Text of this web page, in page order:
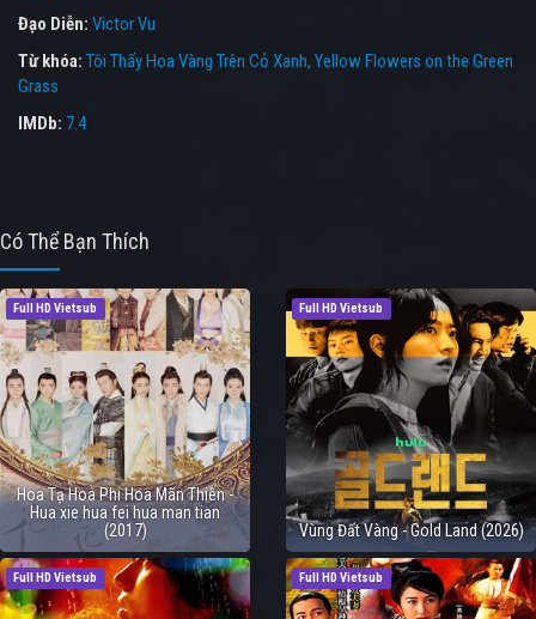
Đạo Diễn: Victor Vu
Từ khóa: Tôi Thấy Hoa Vàng Trên Cỏ Xanh, Yellow Flowers on the Green
Grass
IMDb: 7.4
Có Thể Bạn Thích
Full HD Vietsub
Hoa Tạ Hoa Phi Hoa Mãn Thiên -
Hua xie hua fei hua man tian
(2017)
Full HD Vietsub
Vùng Đất Vàng - Gold Land (2026)
Full HD Vietsub Full HD Vietsub